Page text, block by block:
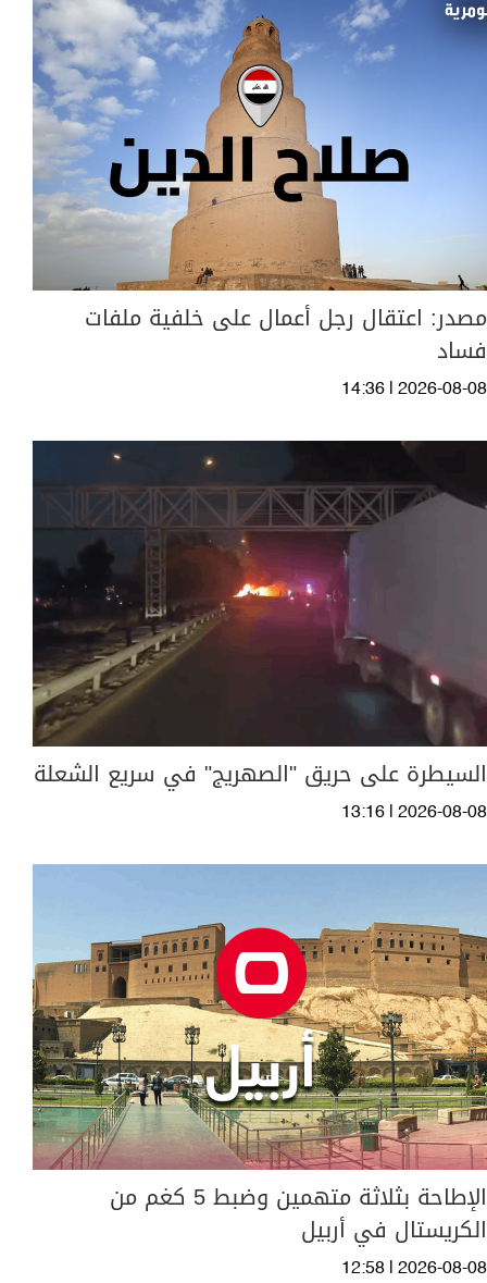
مصدر: اعتقال رجل أعمال على خلفية ملفات
فساد
14:36 | 2026-08-08
السيطرة على حريق "الصهريج" في سريع الشعلة
13:16 | 2026-08-08
الإطاحة بثلاثة متهمين وضبط 5 كغم من
الكريستال في أربيل
12:58 | 2026-08-08